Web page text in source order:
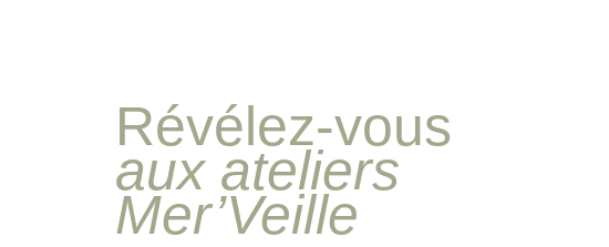
Révélez-vous
aux ateliers
Mer’Veille